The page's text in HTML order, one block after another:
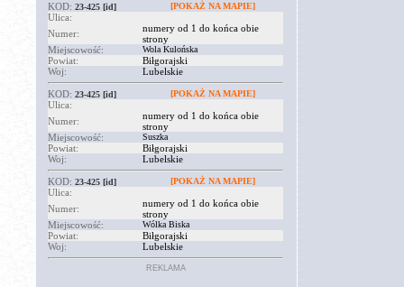
KOD: 23-425 [id] [POKAŻ NA MAPIE]
Ulica:
Numer:
numery od 1 do końca obie
strony
Miejscowość:
Wola Kulońska
Powiat:
Biłgorajski
Woj:
Lubelskie
KOD: 23-425 [id] [POKAŻ NA MAPIE]
Ulica:
Numer:
numery od 1 do końca obie
strony
Miejscowość:
Suszka
Powiat:
Biłgorajski
Woj:
Lubelskie
KOD: 23-425 [id] [POKAŻ NA MAPIE]
Ulica:
Numer:
numery od 1 do końca obie
strony
Miejscowość:
Wólka Biska
Powiat:
Biłgorajski
Woj:
Lubelskie
REKLAMA